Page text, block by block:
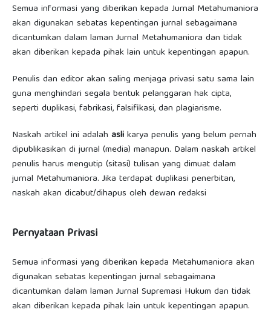
Semua informasi yang diberikan kepada Jurnal Metahumaniora
akan digunakan sebatas kepentingan jurnal sebagaimana
dicantumkan dalam laman Jurnal Metahumaniora dan tidak
akan diberikan kepada pihak lain untuk kepentingan apapun.
Penulis dan editor akan saling menjaga privasi satu sama lain
guna menghindari segala bentuk pelanggaran hak cipta,
seperti duplikasi, fabrikasi, falsifikasi, dan plagiarisme.
Naskah artikel ini adalah aslikarya penulis yang belum pernah
dipublikasikan di jurnal (media) manapun. Dalam naskah artikel
penulis harus mengutip (sitasi) tulisan yang dimuat dalam
jurnal Metahumaniora. Jika terdapat duplikasi penerbitan,
naskah akan dicabut/dihapus oleh dewan redaksi
Pernyataan Privasi
Semua informasi yang diberikan kepada Metahumaniora akan
digunakan sebatas kepentingan jurnal sebagaimana
dicantumkan dalam laman Jurnal Supremasi Hukum dan tidak
akan diberikan kepada pihak lain untuk kepentingan apapun.